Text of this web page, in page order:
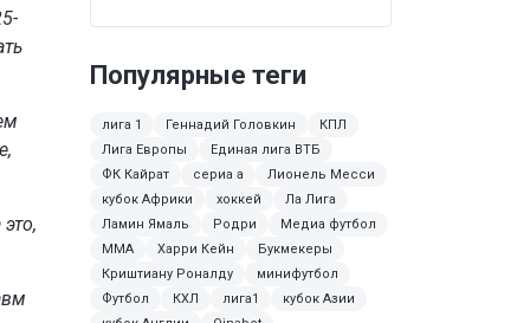
Популярные теги
лига 1 Геннадий Головкин
КПЛ
Лига Европы
Единая лига ВТБ
ФК Кайрат
сериа а
Лионель Месси
кубок Африки
хоккей
Ла Лига
Ламин Ямаль
Родри
Медиа футбол
MMA
Харри Кейн
Букмекеры
Криштиану Роналду
минифутбол
Футбол
КХЛ лига1
кубок Азии